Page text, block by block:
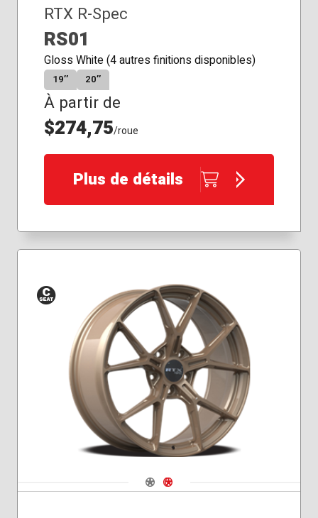
RTX R-Spec
RS01
Gloss White (4 autres finitions disponibles)
19″ 20″
À partir de
$274,75/roue
Plus de détails
Siège
conique
Navigate 1
Navigate 2